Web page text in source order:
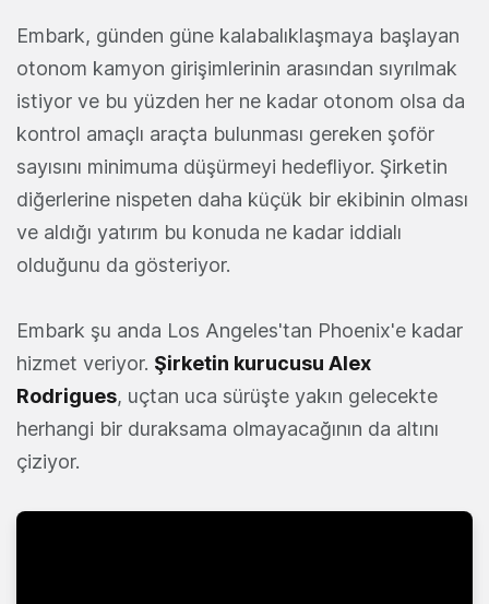
Embark, günden güne kalabalıklaşmaya başlayan
otonom kamyon girişimlerinin arasından sıyrılmak
istiyor ve bu yüzden her ne kadar otonom olsa da
kontrol amaçlı araçta bulunması gereken şoför
sayısını minimuma düşürmeyi hedefliyor. Şirketin
diğerlerine nispeten daha küçük bir ekibinin olması
ve aldığı yatırım bu konuda ne kadar iddialı
olduğunu da gösteriyor.
Embark şu anda Los Angeles'tan Phoenix'e kadar
hizmet veriyor. Şirketin kurucusu Alex
Rodrigues, uçtan uca sürüşte yakın gelecekte
herhangi bir duraksama olmayacağının da altını
çiziyor.